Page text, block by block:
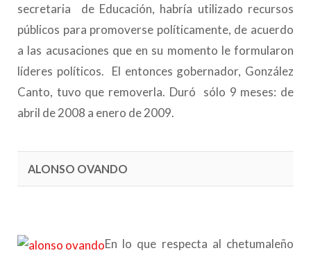
secretaria de Educación, habría utilizado recursos
públicos para promoverse políticamente, de acuerdo
a las acusaciones que en su momento le formularon
líderes políticos. El entonces gobernador, González
Canto, tuvo que removerla. Duró sólo 9 meses: de
abril de 2008 a enero de 2009.
ALONSO OVANDO
En lo que respecta al chetumaleño